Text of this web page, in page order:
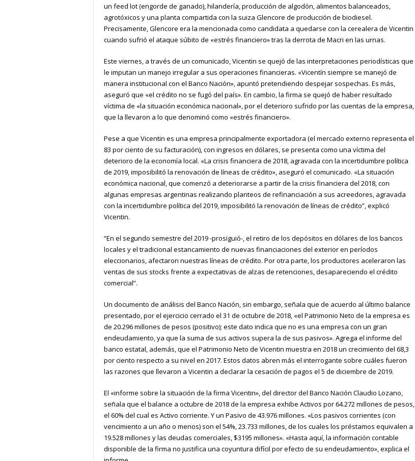
un feed lot (engorde de ganado), hilandería, producción de algodón, alimentos balanceados,
agrotóxicos y una planta compartida con la suiza Glencore de producción de biodiesel.
Precisamente, Glencore era la mencionada como candidata a quedarse con la cerealera de Vicentin
cuando sufrió el ataque súbito de «estrés financiero» tras la derrota de Macri en las urnas.
Este viernes, a través de un comunicado, Vicentin se quejó de las interpretaciones periodísticas que
le imputan un manejo irregular a sus operaciones financieras. «Vicentín siempre se manejó de
manera institucional con el Banco Nación», apuntó pretendiendo despejar sospechas. Es más,
aseguró que «el crédito no se fugó del país». En cambio, la firma se quejó de haber resultado
víctima de «la situación económica nacional», por el deterioro sufrido por las cuentas de la empresa,
que la llevaron a lo que denominó como «estrés financiero».
Pese a que Vicentin es una empresa principalmente exportadora (el mercado externo representa el
83 por ciento de su facturación), con ingresos en dólares, se presenta como una víctima del
deterioro de la economía local. «La crisis financiera de 2018, agravada con la incertidumbre política
de 2019, imposibilitó la renovación de líneas de crédito», aseguró el comunicado. «La situación
económica nacional, que comenzó a deteriorarse a partir de la crisis financiera del 2018, con
algunas empresas argentinas realizando planteos de refinanciación a sus acreedores, agravada
con la incertidumbre política del 2019, imposibilitó la renovación de líneas de crédito”, explicó
Vicentin.
“En el segundo semestre del 2019 -prosiguió-, el retiro de los depósitos en dólares de los bancos
locales y el tradicional estancamiento de nuevas financiaciones del exterior en períodos
eleccionarios, afectaron nuestras líneas de crédito. Por otra parte, los productores aceleraron las
ventas de sus stocks frente a expectativas de alzas de retenciones, desapareciendo el crédito
comercial”.
Un documento de análisis del Banco Nación, sin embargo, señala que de acuerdo al último balance
presentado, por el ejercicio cerrado el 31 de octubre de 2018, «el Patrimonio Neto de la empresa es
de 20.296 millones de pesos (positivo); este dato indica que no es una empresa con un gran
endeudamiento, ya que la suma de sus activos supera la de sus pasivos». Agrega el informe del
banco estatal, además, que el Patrimonio Neto de Vicentin muestra en 2018 un crecimiento del 68,3
por ciento respecto a su nivel en 2017. Estos datos abren más el interrogante sobre cuáles fueron
las razones que llevaron a Vicentin a declarar la cesación de pagos el 5 de diciembre de 2019.
El «informe sobre la situación de la firma Vicentin», del director del Banco Nación Claudio Lozano,
señala que el balance a octubre de 2018 de la empresa exhibe Activos por 64.272 millones de pesos,
el 60% del cual es Activo corriente. Y un Pasivo de 43.976 millones. «Los pasivos corrientes (con
vencimiento a un año o menos) son el 54%, 23.733 millones, de los cuales los préstamos equivalen a
19.528 millones y las deudas comerciales, $3195 millones». «Hasta aquí, la información contable
disponible de la firma no justifica una coyuntura difícil por efecto de su endeudamiento», explica el